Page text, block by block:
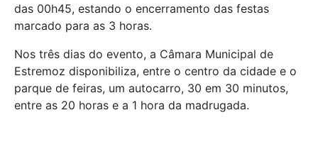
das 00h45, estando o encerramento das festas
marcado para as 3 horas.
Nos três dias do evento, a Câmara Municipal de
Estremoz disponibiliza, entre o centro da cidade e o
parque de feiras, um autocarro, 30 em 30 minutos,
entre as 20 horas e a 1 hora da madrugada.